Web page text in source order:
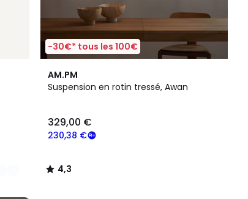
-30€* tous les 100€
AM.PM
Suspension en rotin tressé, Awan
230,38 €
329,00 €
4,3
/ 5
4,3
/